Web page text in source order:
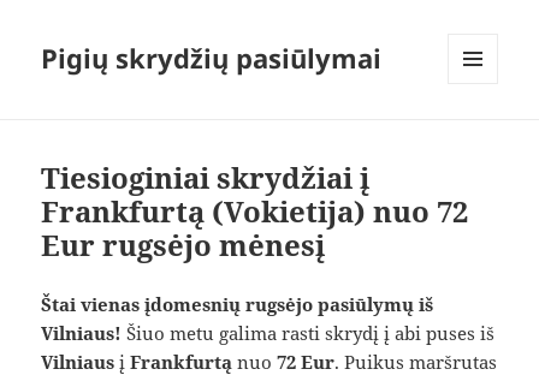
Pigių skrydžių pasiūlymai
Tiesioginiai skrydžiai į
Frankfurtą (Vokietija) nuo 72
Eur rugsėjo mėnesį
Štai vienas įdomesnių rugsėjo pasiūlymų iš
Vilniaus! Šiuo metu galima rasti skrydį į abi puses iš
Vilniaus įFrankfurtą nuo72 Eur. Puikus maršrutas